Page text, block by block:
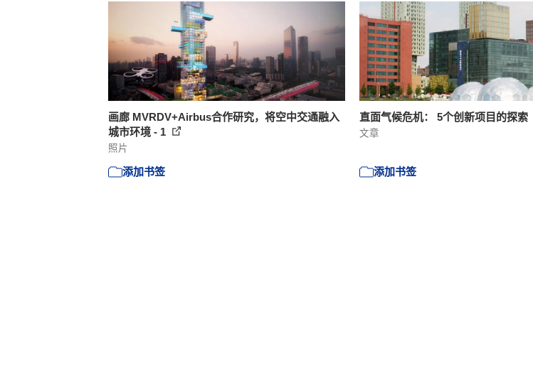
画廊 MVRDV+Airbus合作研究，将空中交通融入
城市环境 - 1
照片
添加书签
直面气候危机： 5个创新项目的探索
文章
添加书签